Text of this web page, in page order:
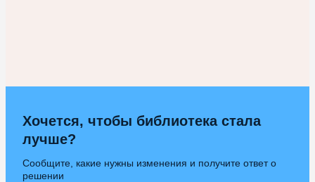
Хочется, чтобы библиотека стала
лучше?
Сообщите, какие нужны изменения и получите ответ о
решении